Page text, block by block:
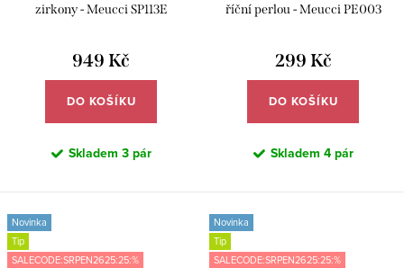
zirkony - Meucci SP113E
949 Kč
DO KOŠÍKU
Skladem 3 pár
říční perlou - Meucci PE003
299 Kč
DO KOŠÍKU
Skladem 4 pár
Novinka
Tip
SALECODE:SRPEN2625:25:%
Novinka
Tip
SALECODE:SRPEN2625:25:%